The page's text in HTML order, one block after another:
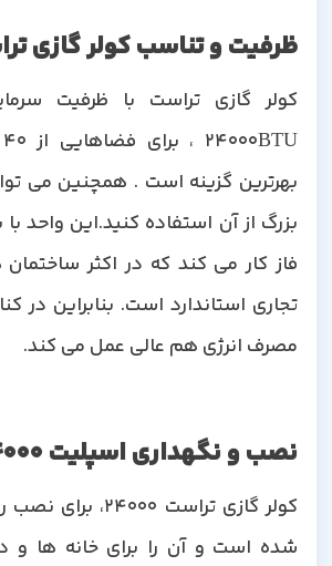
ظرفیت و تناسب کولر گازی تراست
کولر گازی تراست با ظرفیت
بهرترین گزینه است . همچنین می توانید
فاز کار می کند که در اکثر ساختمان
تجاری استاندارد است. بنابراین در کنار
مصرف انرژی هم عالی عمل می کند.
نصب و نگهداری اسپلیت 24000 تراست
کولر گازی تراست 24000،
شده است و آن را برای خانه ها و